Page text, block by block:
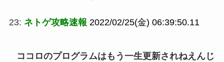
23: ネトゲ攻略速報 2022/02/25(金) 06:39:50.11
ココロのプログラムはもう一生更新されねえんじ